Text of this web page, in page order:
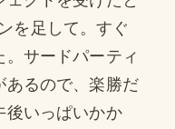
を足して。すぐ
サードパーティ
あるので、楽勝だ
後いっぱいかか